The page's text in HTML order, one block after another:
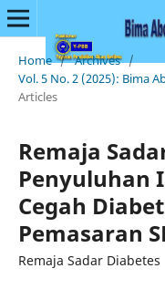
Home / Archives /
Vol. 5 No. 2 (2025): Bima
Articles
Remaja
Cegah
Pemasaran
Remaja Sadar Diabetes